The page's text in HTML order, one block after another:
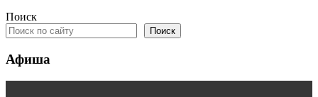
Поиск
Поиск
Афиша